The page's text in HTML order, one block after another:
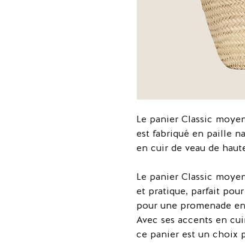
Le panier Classic
est fabriqué en paille
en cuir de veau de
Le panier Classic
et pratique, parfait
pour une promenade
Avec ses accents en
ce panier est un choix